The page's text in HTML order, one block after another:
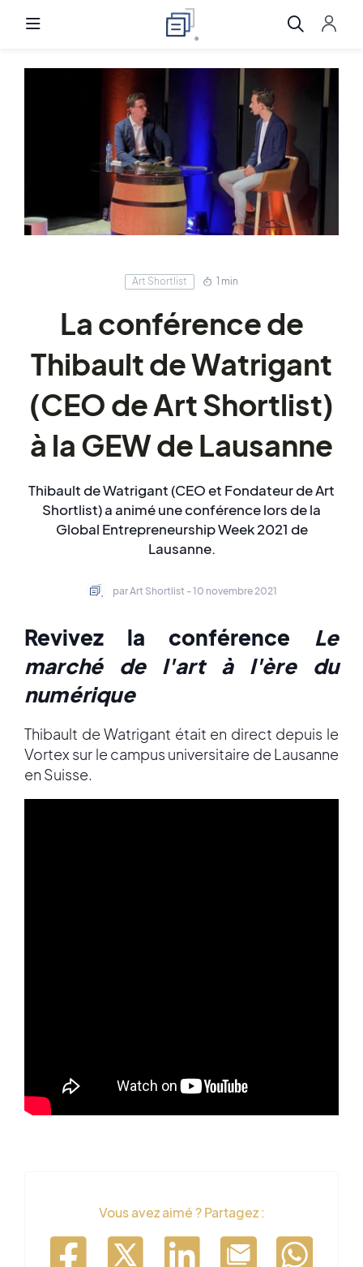
Art Shortlist 1 min
La conférence de
Thibault de Watrigant
(CEO de Art Shortlist)
à la GEW de Lausanne
Thibault de Watrigant (CEO et Fondateur de Art
Shortlist) a animé une conférence lors de la
Global Entrepreneurship Week 2021 de
Lausanne.
par Art Shortlist - 10 novembre 2021
Revivez la conférence Le
marché de l'art à l'ère du
numérique
Thibault de Watrigant était en direct depuis le
Vortex sur le campus universitaire de Lausanne
en Suisse.
Vous avez aimé ? Partagez :